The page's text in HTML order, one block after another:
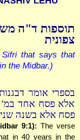
תוספות ד"ה
צפונית
Sifri that says that
the Midbar.)
בספרי אומר
אלא פסח אחד במ'
פסח אלא בשנה
9:1): The verse
in 40 years in the